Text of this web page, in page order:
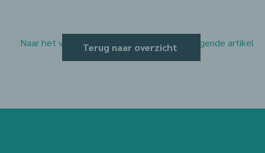
Naar het vorige artikel Naar het volgende artikel
Terug naar overzicht